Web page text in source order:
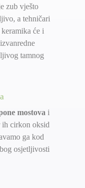
zub vješto
a tehničari
će i
tamnog
mostova i
ih cirkon oksid
ga kod
osjetljivosti